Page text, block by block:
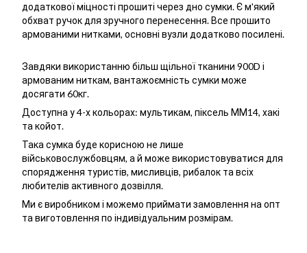
додаткової міцності прошиті через дно сумки. Є м'який
обхват ручок для зручного перенесення. Все прошито
армованими нитками, основні вузли додатково посилені.
Завдяки використанню більш щільної тканини 900D і
армованим ниткам, вантажоємність сумки може
досягати 60кг.
Доступна у 4-х кольорах: мультикам, піксель ММ14, хакі
та койот.
Така сумка буде корисною не лише
військовослужбовцям, а й може використовуватися для
спорядження туристів, мисливців, рибалок та всіх
любителів активного дозвілля.
Ми є виробником і можемо приймати замовлення на опт
та виготовлення по індивідуальним розмірам.